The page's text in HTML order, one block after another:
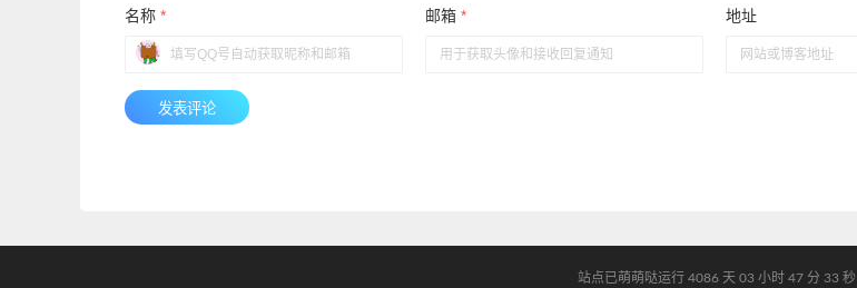
站点已萌萌哒运行 4086 天 03 小时 47 分 34 秒